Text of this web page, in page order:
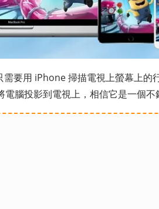
要用 iPhone 掃描電視上螢幕上的
腦投影到電視上，相信它是一個不